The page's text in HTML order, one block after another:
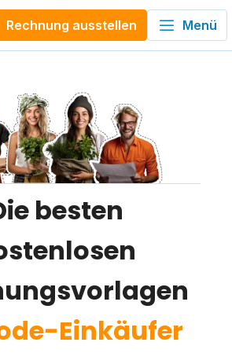
Rechnung ausstellen Menü
besten
Einkäufer